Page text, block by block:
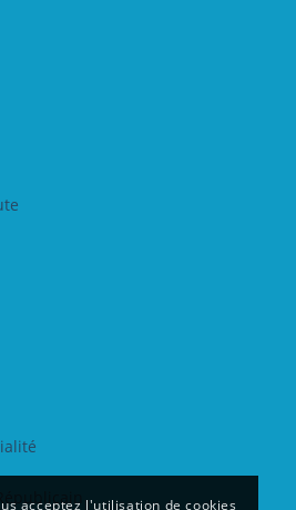
acceptez l'utilisation de cookies